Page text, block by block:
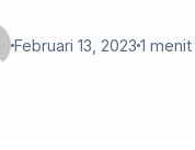
Februari 13, 2023 1